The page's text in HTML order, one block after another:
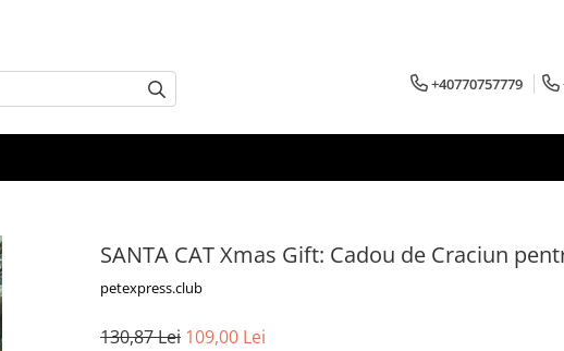
+40770757779
SANTA CAT Xmas Gift: Cadou de Craciun
petexpress.club
130,87 Lei 109,00 Lei